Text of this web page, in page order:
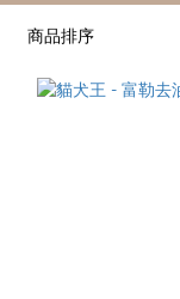
商品排序